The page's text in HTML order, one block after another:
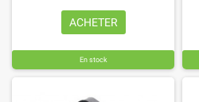
ACHETER
En stock